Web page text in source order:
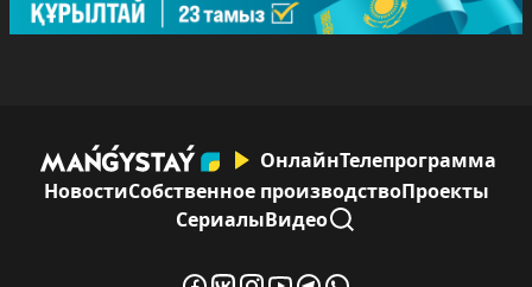
ОнлайнТелепрограмма
НовостиСобственное производствоПроекты
СериалыВидео